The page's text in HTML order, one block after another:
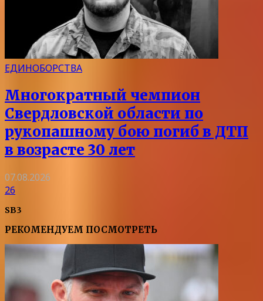
ЕДИНОБОРСТВА
Многократный чемпион
Свердловской области по
рукопашному бою погиб в ДТП
в возрасте 30 лет
07.08.2026
26
SB3
РЕКОМЕНДУЕМ ПОСМОТРЕТЬ